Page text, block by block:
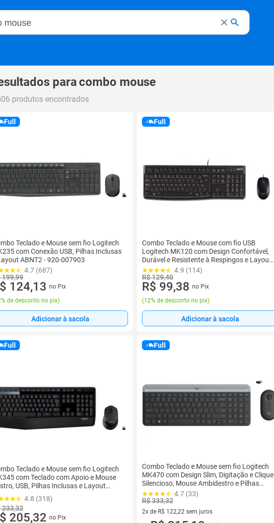
Magalu
paracombo mouse
produtos encontrados
Full
Teclado e Mouse sem fio Logitech
com Conexão USB, Pilhas Inclusas
ABNT2 - 920-007903
4.7 (687)
199,99
124,13 no Pix
de desconto no pix)
Adicionar à sacola
Full
Combo Teclado e Mouse com fio USB
Logitech MK120 com Design Confortável,
Durável e Resistente à Respingos e Layout
ABNT2 - 920-004429
4.9 (114)
R$ 129,40
R$ 99,38 no Pix
(12% de desconto no pix)
Adicionar à sacola
Full
Teclado e Mouse sem fio Logitech
com Teclado com Apoio e Mouse
USB, Pilhas Inclusas e Layout
- 920-007821
4.8 (318)
233,32
205,32 no Pix
Full
Combo Teclado e Mouse sem fio Logitech
MK470 com Design Slim, Digitação e Clique
Silencioso, Mouse Ambidestro e Pilhas
Inclusas - 920-009268
4.7 (33)
R$ 333,32
2x de R$ 122,22 sem juros